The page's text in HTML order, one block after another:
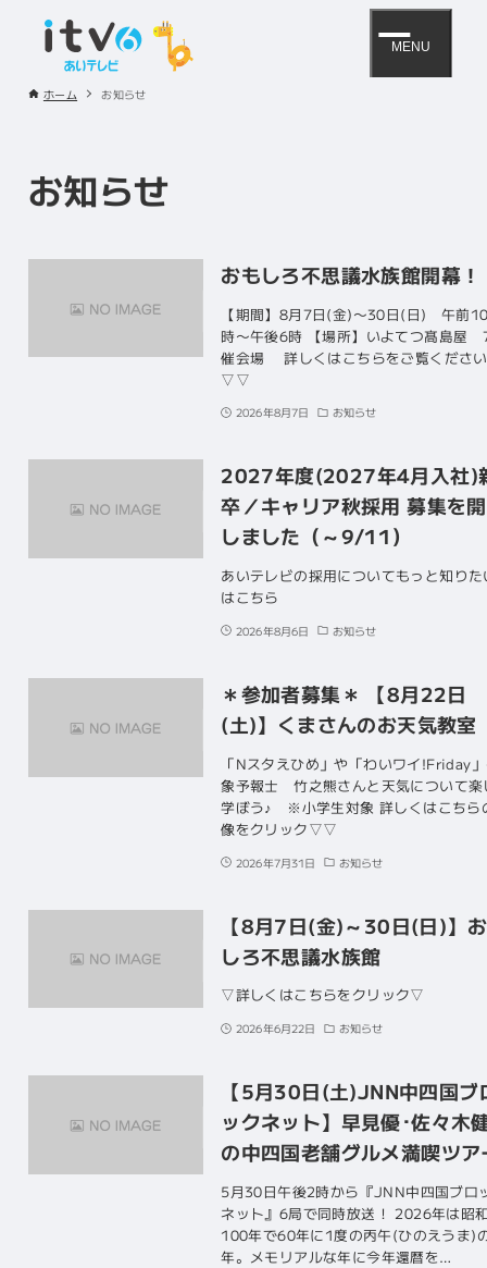
MENU
ホーム お知らせ
お知らせ
おもしろ不思議水族館開幕！
【期間】8月7日(金)〜30日(日) 午前
時〜午後6時 【場所】いよてつ髙島屋
催会場 詳しくはこちらをご覧ください
▽▽
2026年8月7日 お知らせ
2027年度(2027年4月入社)
卒／キャリア秋採用 募集を
しました（～9/11）
あいテレビの採用についてもっと知りた
はこちら
2026年8月6日 お知らせ
＊参加者募集＊ 【8月22日
(土)】くまさんのお天気教室
「Nスタえひめ」や「わいワイ!Friday
象予報士 竹之熊さんと天気について楽
学ぼう♪ ※小学生対象 詳しくはこちら
像をクリック▽▽
2026年7月31日 お知らせ
【8月7日(金)～30日(日)】
しろ不思議水族館
▽詳しくはこちらをクリック▽
2026年6月22日 お知らせ
【5月30日(土)JNN中四国ブ
ックネット】早見優･佐々木
の中四国老舗グルメ満喫ツア
5月30日午後2時から『JNN中四国ブロ
ネット』6局で同時放送！ 2026年は昭
100年で60年に1度の丙午(ひのえうま)
年。メモリアルな年に今年還暦を…